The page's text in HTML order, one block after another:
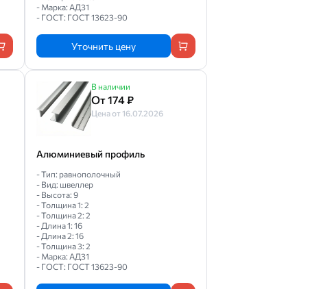
- Марка: АД31
- ГОСТ: ГОСТ 13623-90
Уточнить цену
В наличии
От 174 ₽
Цена от 16.07.2026
Алюминиевый профиль
- Тип: равнополочный
- Вид: швеллер
- Высота: 9
- Толщина 1: 2
- Толщина 2: 2
- Длина 1: 16
- Длина 2: 16
- Толщина 3: 2
- Марка: АД31
- ГОСТ: ГОСТ 13623-90